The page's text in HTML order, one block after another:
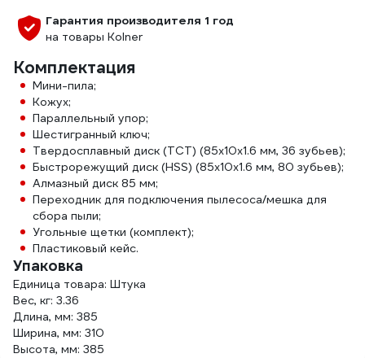
Гарантия производителя 1 год
на товары Kolner
Комплектация
Мини-пила;
Кожух;
Параллельный упор;
Шестигранный ключ;
Твердосплавный диск (ТСТ) (85х10х1.6 мм, 36 зубьев);
Быстрорежущий диск (HSS) (85х10х1.6 мм, 80 зубьев);
Алмазный диск 85 мм;
Переходник для подключения пылесоса/мешка для
сбора пыли;
Угольные щетки (комплект);
Пластиковый кейс.
Упаковка
Единица товара: Штука
Вес, кг: 3.36
Длина, мм: 385
Ширина, мм: 310
Высота, мм: 385